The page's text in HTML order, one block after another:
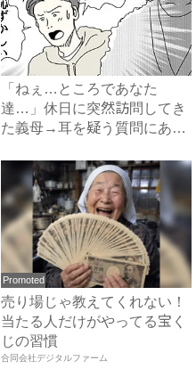
「ねぇ…ところであなた
達…」休日に突然訪問してき
た義母→耳を疑う質問にあ
Promoted
売り場じゃ教えてくれない！
当たる人だけがやってる宝く
じの習慣
合同会社デジタルファーム